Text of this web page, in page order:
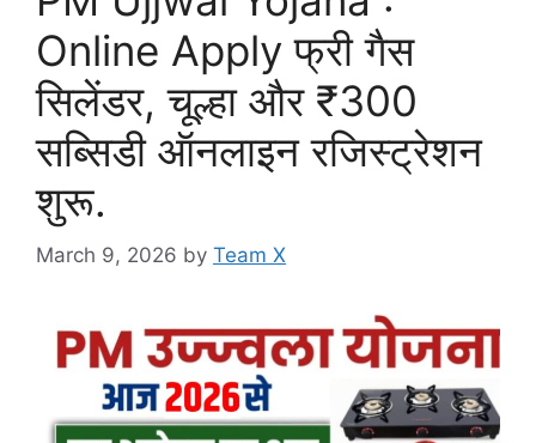
Online Apply फ्री गैस
सिलेंडर, चूल्हा और ₹300
सब्सिडी ऑनलाइन रजिस्ट्रेशन
शुरू.
March 9, 2026 by Team X